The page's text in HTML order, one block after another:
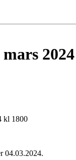
2024
kl 1800
04.03.2024.